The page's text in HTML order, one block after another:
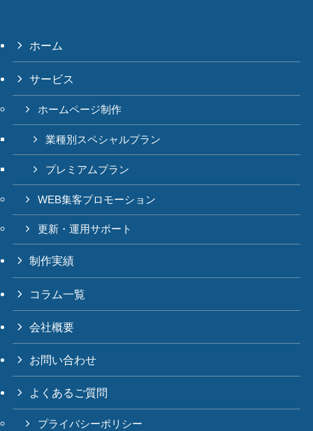
ホーム
サービス
ホームページ制作
業種別スペシャルプラン
プレミアムプラン
WEB集客プロモーション
更新・運用サポート
制作実績
コラム一覧
会社概要
お問い合わせ
よくあるご質問
プライバシーポリシー